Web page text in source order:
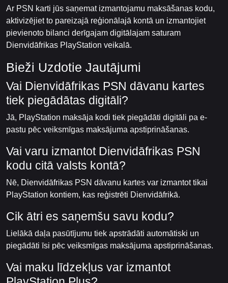
Ar PSN karti jūs saņemat izmantojamu maksāšanas kodu,
aktivizējiet to pareizajā reģionālajā kontā un izmantojiet
pievienoto bilanci derīgajam digitālajam saturam
Dienvidāfrikas PlayStation veikalā.
Bieži Uzdotie Jautājumi
Vai Dienvidāfrikas PSN dāvanu kartes
tiek piegādātas digitāli?
Jā, PlayStation maksāja kodi tiek piegādāti digitāli pa e-
pastu pēc veiksmīgas maksājuma apstiprināšanas.
Vai varu izmantot Dienvidāfrikas PSN
kodu citā valsts kontā?
Nē, Dienvidāfrikas PSN dāvanu kartes var izmantot tikai
PlayStation kontiem, kas reģistrēti Dienvidāfrikā.
Cik ātri es saņemšu savu kodu?
Lielākā daļa pasūtījumu tiek apstrādāti automātiski un
piegādāti īsi pēc veiksmīgas maksājuma apstiprināšanas.
Vai maku līdzekļus var izmantot